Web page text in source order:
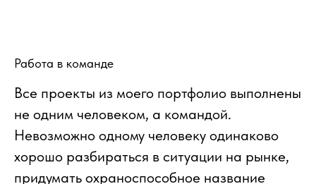
Работа в команде
Все проекты из моего портфолио выполнены
не одним человеком, а командой.
Невозможно одному человеку одинаково
хорошо разбираться в ситуации на рынке,
придумать охраноспособное название